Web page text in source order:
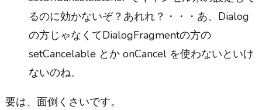
るのに効かないぞ？あれれ？・・・あ、Dialog
の方じゃなくてDialogFragmentの方の
setCancelable とか onCancel を使わないといけ
ないのね。
要は、面倒くさいです。